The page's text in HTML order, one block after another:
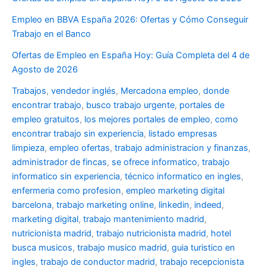
Empleo en BBVA España 2026: Ofertas y Cómo Conseguir
Trabajo en el Banco
Ofertas de Empleo en España Hoy: Guía Completa del 4 de
Agosto de 2026
Trabajos, vendedor inglés, Mercadona empleo, donde
encontrar trabajo, busco trabajo urgente, portales de
empleo gratuitos, los mejores portales de empleo, como
encontrar trabajo sin experiencia, listado empresas
limpieza, empleo ofertas, trabajo administracion y finanzas,
administrador de fincas, se ofrece informatico, trabajo
informatico sin experiencia, técnico informatico en ingles,
enfermeria como profesion, empleo marketing digital
barcelona, trabajo marketing online, linkedin, indeed,
marketing digital, trabajo mantenimiento madrid,
nutricionista madrid, trabajo nutricionista madrid, hotel
busca musicos, trabajo musico madrid, guia turistico en
ingles, trabajo de conductor madrid, trabajo recepcionista